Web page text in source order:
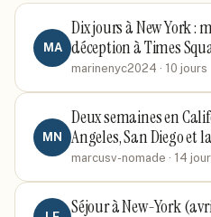
MA
Dix jours à New York :
déception à Times
marinenyc2024 · 10 jours
MN
Deux semaines en
Angeles, San Diego et
marcusv-nomade · 14
Séjour à New-York